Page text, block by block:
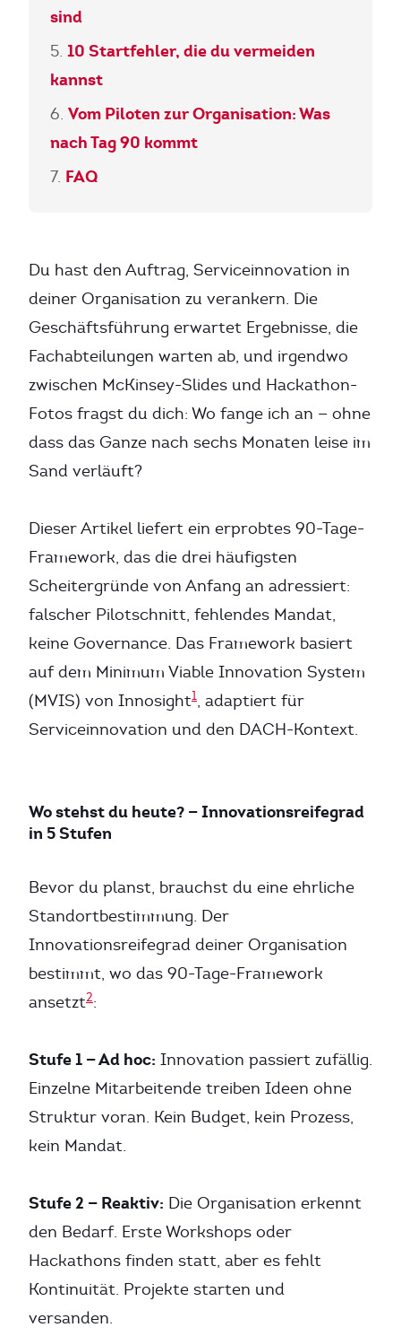
sind
10 Startfehler, die du vermeiden
kannst
Vom Piloten zur Organisation: Was
nach Tag 90 kommt
FAQ
Du hast den Auftrag, Serviceinnovation in
deiner Organisation zu verankern. Die
Geschäftsführung erwartet Ergebnisse, die
Fachabteilungen warten ab, und irgendwo
zwischen McKinsey-Slides und Hackathon-
Fotos fragst du dich: Wo fange ich an — ohne
dass das Ganze nach sechs Monaten leise im
Sand verläuft?
Dieser Artikel liefert ein erprobtes 90-Tage-
Framework, das die drei häufigsten
Scheitergründe von Anfang an adressiert:
falscher Pilotschnitt, fehlendes Mandat,
keine Governance. Das Framework basiert
auf dem Minimum Viable Innovation System
(MVIS) von Innosight1, adaptiert für
Serviceinnovation und den DACH-Kontext.
Wo stehst du heute? — Innovationsreifegrad
in 5 Stufen
Bevor du planst, brauchst du eine ehrliche
Standortbestimmung. Der
Innovationsreifegrad deiner Organisation
bestimmt, wo das 90-Tage-Framework
ansetzt2:
Stufe 1 — Ad hoc: Innovation passiert zufällig.
Einzelne Mitarbeitende treiben Ideen ohne
Struktur voran. Kein Budget, kein Prozess,
kein Mandat.
Stufe 2 — Reaktiv: Die Organisation erkennt
den Bedarf. Erste Workshops oder
Hackathons finden statt, aber es fehlt
Kontinuität. Projekte starten und
versanden.